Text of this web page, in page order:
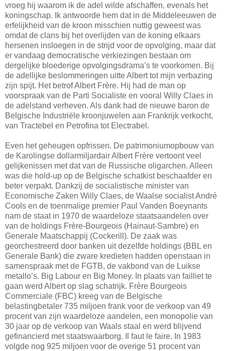
vroeg hij waarom ik de adel wilde afschaffen, evenals het
koningschap. Ik antwoorde hem dat in de Middeleeuwen de
erfelijkheid van de kroon misschien nuttig geweest was
omdat de clans bij het overlijden van de koning elkaars
hersenen insloegen in de strijd voor de opvolging, maar dat
er vandaag democratische verkiezingen bestaan om
dergelijke bloederige opvolgingsdrama’s te voorkomen. Bij
de adellijke beslommeringen uitte Albert tot mijn verbazing
zijn spijt. Het betrof Albert Frère. Hij had de man op
voorspraak van de Parti Socialiste en vooral Willy Claes in
de adelstand verheven. Als dank had de nieuwe baron de
Belgische Industriële kroonjuwelen aan Frankrijk verkocht,
van Tractebel en Petrofina tot Electrabel.
Even het geheugen opfrissen. De patrimoniumopbouw van
de Karolingse dollarmiljardair Albert Frère vertoont veel
gelijkenissen met dat van de Russische oligarchen. Alleen
was die hold-up op de Belgische schatkist beschaafder en
beter verpakt. Dankzij de socialistische minister van
Economische Zaken Willy Claes, de Waalse socialist André
Cools en de toenmalige premier Paul Vanden Boeynants
nam de staat in 1970 de waardeloze staatsaandelen over
van de holdings Frère-Bourgeois (Hainaut-Sambre) en
Generale Maatschappij (Cockerill). De zaak was
georchestreerd door banken uit dezelfde holdings (BBL en
Generale Bank) die zware kredieten hadden openstaan in
samenspraak met de FGTB, de vakbond van de Luikse
metallo’s. Big Labour en Big Money. In plaats van failliet te
gaan werd Albert op slag schatrijk. Frère Bourgeois
Commerciale (FBC) kreeg van de Belgische
belastingbetaler 735 miljoen frank voor de verkoop van 49
procent van zijn waardeloze aandelen, een monopolie van
30 jaar op de verkoop van Waals staal en werd blijvend
gefinancierd met staatswaarborg. Il faut le faire. In 1983
volgde nog 925 miljoen voor de overige 51 procent van